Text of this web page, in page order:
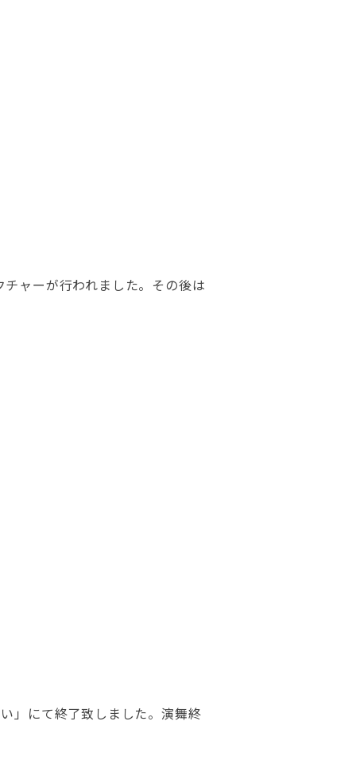
ャーが行われました。その後は
」にて終了致しました。演舞終